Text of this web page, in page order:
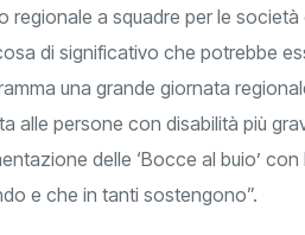
regionale a squadre per le
di significativo che potrebbe
una grande giornata
alle persone con disabilità più
delle ‘Bocce al buio’
e che in tanti sostengono”.